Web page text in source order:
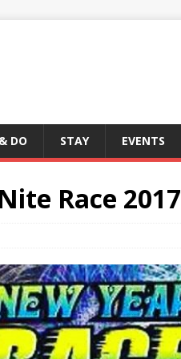
DO STAY EVENTS
Race 2017